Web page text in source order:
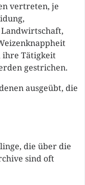
vertreten, je
Landwirtschaft,
ihre Tätigkeit
gestrichen.
ausgeübt, die
die über die
sind oft